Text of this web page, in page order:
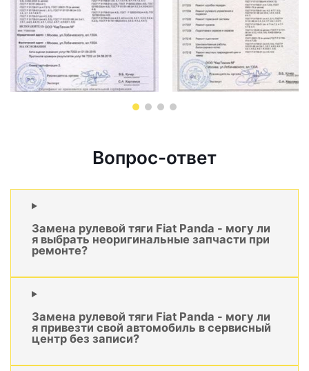
Вопрос-ответ
Замена рулевой тяги Fiat Panda - могу ли
я выбрать неоригинальные запчасти при
ремонте?
Замена рулевой тяги Fiat Panda - могу ли
я привезти свой автомобиль в сервисный
центр без записи?